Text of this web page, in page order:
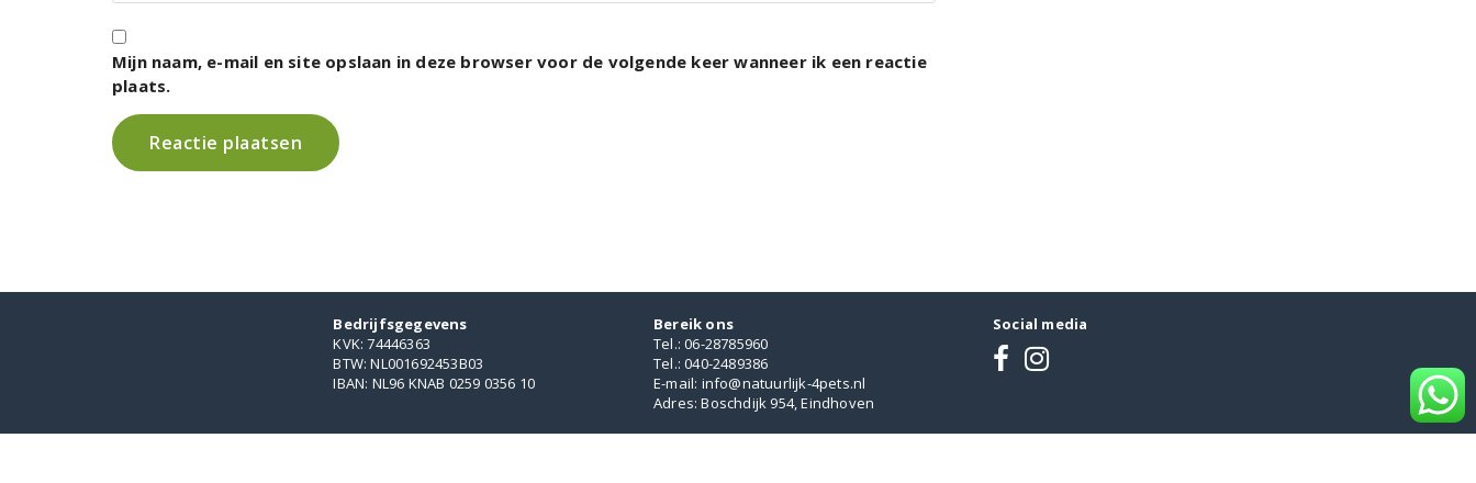
Mijn naam, e-mail en site opslaan in deze browser voor de volgende keer wanneer ik een reactie
plaats.
Bedrijfsgegevens
KVK: 74446363
BTW: NL001692453B03
IBAN: NL96 KNAB 0259 0356 10
Bereik ons
Tel.: 06-28785960
Tel.: 040-2489386
E-mail: info@natuurlijk-4pets.nl
Adres: Boschdijk 954, Eindhoven
Social media